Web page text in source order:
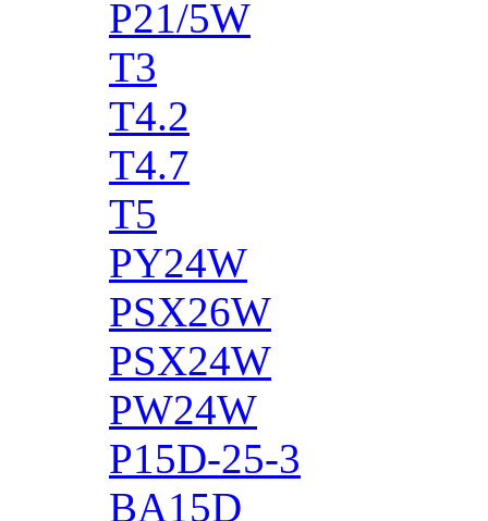
P21/5W
T3
T4.2
T4.7
T5
PY24W
PSX26W
PSX24W
PW24W
P15D-25-3
BA15D